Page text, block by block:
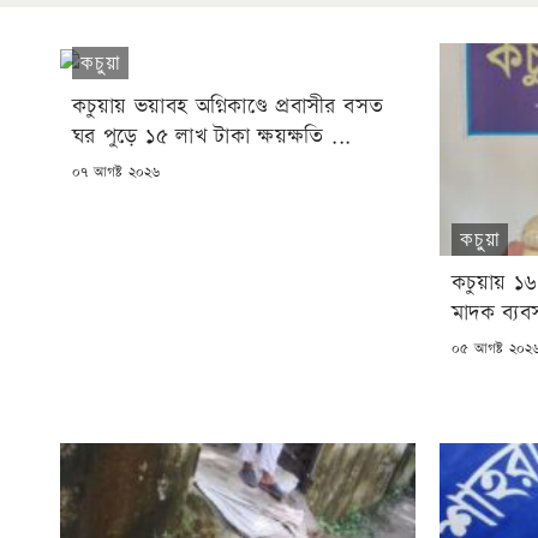
কচুয়া
কচুয়ায় ভয়াবহ অগ্নিকাণ্ডে প্রবাসীর বসত
ঘর পুড়ে ১৫ লাখ টাকা ক্ষয়ক্ষতি ...
POSTED
০৭ আগষ্ট ২০২৬
কচুয়া
কচুয়ায়
মাদক
POSTED
০৫ আগষ্ট